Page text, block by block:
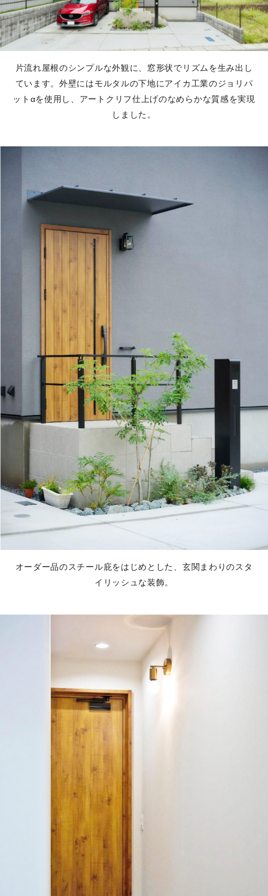
片流れ屋根のシンプルな外観に、窓形状でリズムを生み出し
ています。外壁にはモルタルの下地にアイカ工業のジョリパ
ットαを使用し、アートクリフ仕上げのなめらかな質感を実現
しました。
オーダー品のスチール庇をはじめとした、玄関まわりのスタ
イリッシュな装飾。